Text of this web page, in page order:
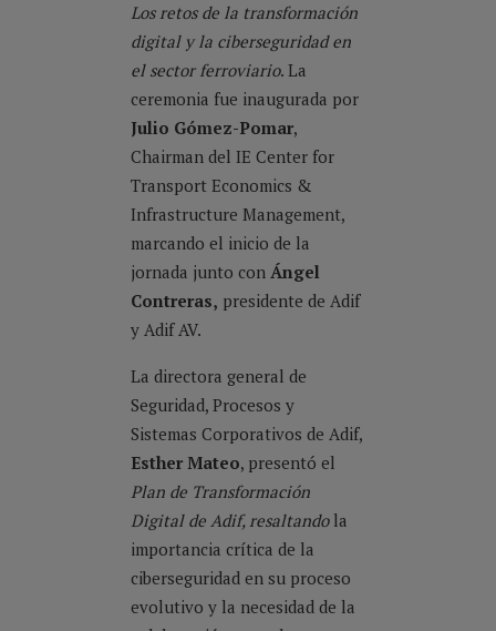
Los retos de la transformación
digital y la ciberseguridad en
el sector ferroviario. La
ceremonia fue inaugurada por
Julio Gómez-Pomar,
Chairman del IE Center for
Transport Economics &
Infrastructure Management,
marcando el inicio de la
jornada junto conÁngel
Contreras, presidente de Adif
y Adif AV.
La directora general de
Seguridad, Procesos y
Sistemas Corporativos de Adif,
Esther Mateo, presentó el
Plan de Transformación
Digital de Adif, resaltandola
importancia crítica de la
ciberseguridad en su proceso
evolutivo y la necesidad de la